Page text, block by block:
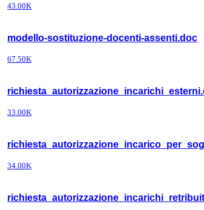
43.00K
modello-sostituzione-docenti-assenti.doc
67.50K
33.00K
34.00K